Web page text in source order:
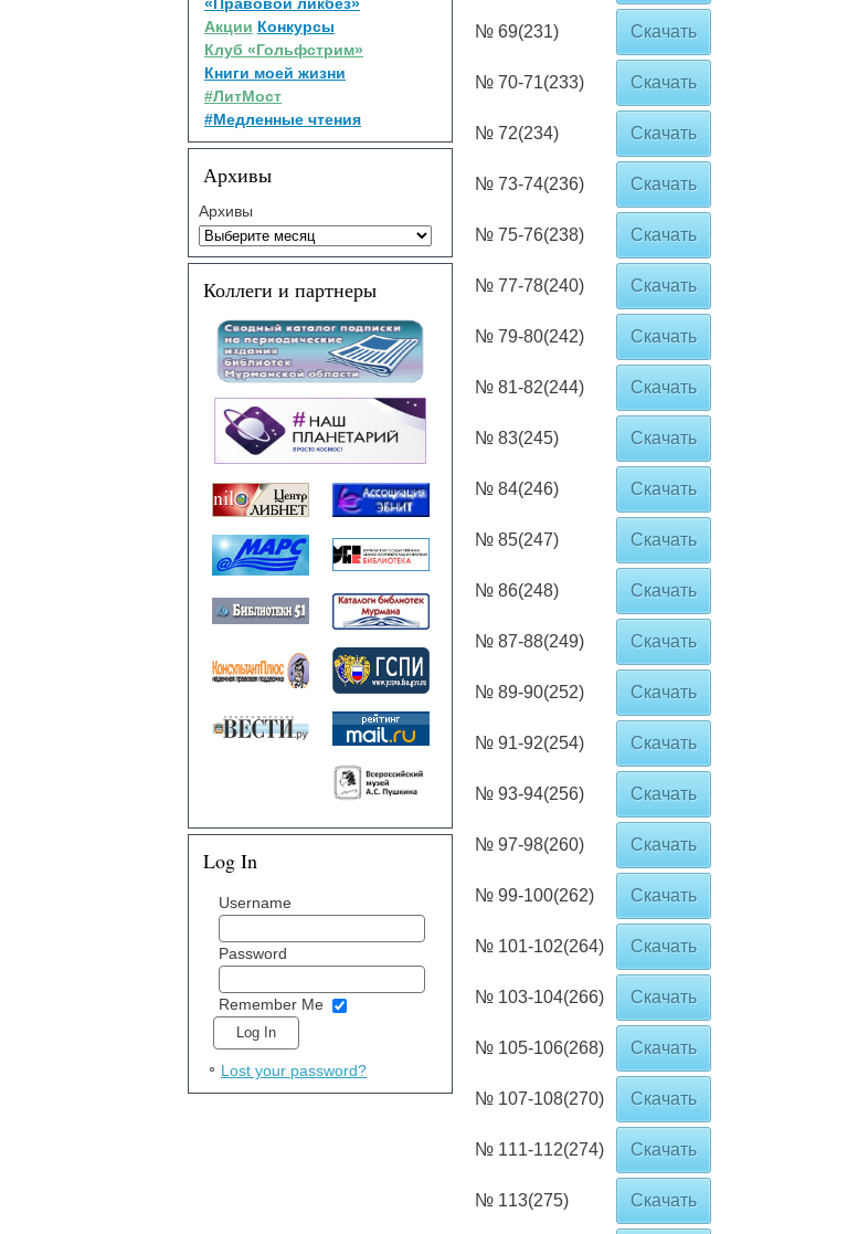
Акции Конкурсы
Клуб «Гольфстрим»
Книги моей жизни
#ЛитМост
#Медленные чтения
Архивы
Архивы
Коллеги и партнеры
Log In
Username
Password
Remember Me
Lost your password?
№ 69(231) Скачать
№ 70-71(233) Скачать
№ 72(234) Скачать
№ 73-74(236) Скачать
№ 75-76(238) Скачать
№ 77-78(240) Скачать
№ 79-80(242) Скачать
№ 81-82(244) Скачать
№ 83(245) Скачать
№ 84(246) Скачать
№ 85(247) Скачать
№ 86(248) Скачать
№ 87-88(249) Скачать
№ 89-90(252) Скачать
№ 91-92(254) Скачать
№ 93-94(256) Скачать
№ 97-98(260) Скачать
№ 99-100(262) Скачать
№ 101-102(264) Скачать
№ 103-104(266) Скачать
№ 105-106(268) Скачать
№ 107-108(270) Скачать
№ 111-112(274) Скачать
№ 113(275) Скачать